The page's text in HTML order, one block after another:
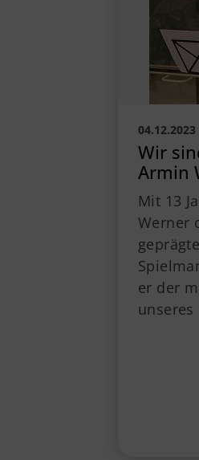
04.12.2023
Wir
Armin
Mit 13
Werner
er der